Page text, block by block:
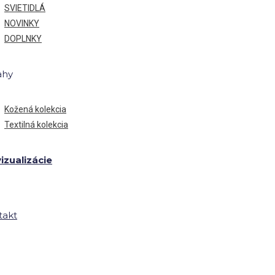
SVIETIDLÁ
NOVINKY
DOPLNKY
Kožená kolekcia
Textilná kolekcia